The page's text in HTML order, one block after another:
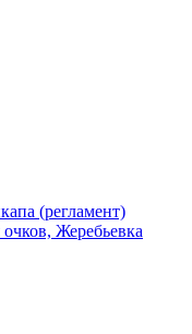
(регламент)
Жеребьевка